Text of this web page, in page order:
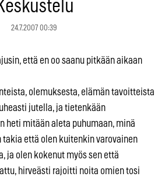
24.7.2007 00:39
että en oo saanu pitkään aikaan
olemuksesta, elämän tavoitteista
jutella, ja tietenkään
heti mitään aleta puhumaan, minä
takia että olen kuitenkin varovainen
ja olen kokenut myös sen että
hirveästi rajoitti noita omien tosi